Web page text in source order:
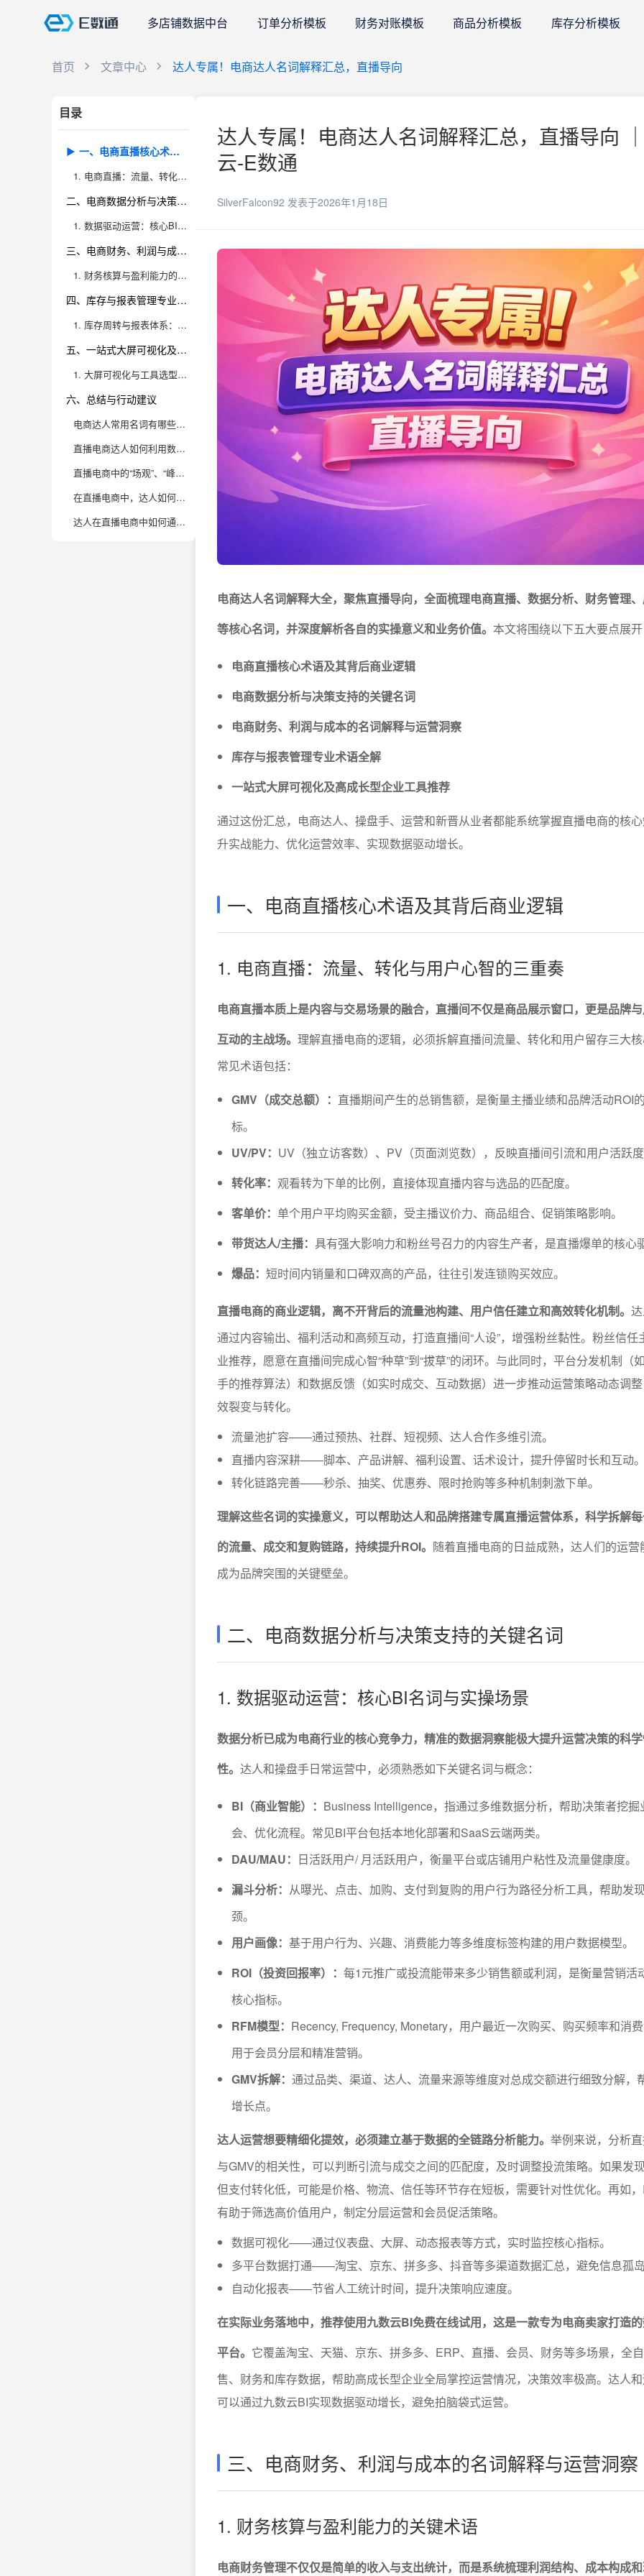
多店铺数据中台 订单分析模板 财务对账模板 商品分析模板 库存分析模板
首页 文章中心 达人专属！电商达人名词解释汇总，直播导向
目录
一、电商直播核心术语及其背后商业逻辑
1. 电商直播：流量、转化与用户心智的三重奏
二、电商数据分析与决策支持的关键名词
1. 数据驱动运营：核心BI名词与实操场景
三、电商财务、利润与成本的名词解释与运营洞察
1. 财务核算与盈利能力的关键术语
四、库存与报表管理专业术语全解
1. 库存周转与报表体系：电商运营的底盘
五、一站式大屏可视化及高成长型企业工具推荐
1. 大屏可视化与工具选型：数据驱动运营的终极武器
六、总结与行动建议
电商达人常用名词有哪些？这些名词在直播导向下有什么特别含义？
直播电商达人如何利用数据分析提升直播表现？
直播电商中的“场观”、“峰值在线”、“人均停留时长”这些指标如何影响达人策略？
在直播电商中，达人如何判断一场直播的“爆发点”并加以利用？
达人在直播电商中如何通过数据化运营实现粉丝增长和复购转化？
达人专属！电商达人名词解释汇总，直播导向
云-E数通
SilverFalcon92 发表于2026年1月18日
电商达人名词解释大全，聚焦直播导向，全面梳理电商直播、数据分析、财务管理
等核心名词，并深度解析各自的实操意义和业务价值。 本文将围绕以下五大要点展
电商直播核心术语及其背后商业逻辑
电商数据分析与决策支持的关键名词
电商财务、利润与成本的名词解释与运营洞察
库存与报表管理专业术语全解
一站式大屏可视化及高成长型企业工具推荐
通过这份汇总，电商达人、操盘手、运营和新晋从业者都能系统掌握直播电商的核
升实战能力、优化运营效率、实现数据驱动增长。
一、电商直播核心术语及其背后商业逻辑
1. 电商直播：流量、转化与用户心智的三重奏
电商直播本质上是内容与交易场景的融合，直播间不仅是商品展示窗口，更是品牌
互动的主战场。 理解直播电商的逻辑，必须拆解直播间流量、转化和用户留存三大
常见术语包括：
GMV（成交总额）： 直播期间产生的总销售额，是衡量主播业绩和品牌活动ROI
标。
UV/PV： UV（独立访客数）、PV（页面浏览数），反映直播间引流和用户活跃
转化率： 观看转为下单的比例，直接体现直播内容与选品的匹配度。
客单价： 单个用户平均购买金额，受主播议价力、商品组合、促销策略影响。
带货达人/主播： 具有强大影响力和粉丝号召力的内容生产者，是直播爆单的核心
爆品： 短时间内销量和口碑双高的产品，往往引发连锁购买效应。
直播电商的商业逻辑，离不开背后的流量池构建、用户信任建立和高效转化机制。
通过内容输出、福利活动和高频互动，打造直播间“人设”，增强粉丝黏性。粉丝信任
业推荐，愿意在直播间完成心智“种草”到“拔草”的闭环。与此同时，平台分发机制（
手的推荐算法）和数据反馈（如实时成交、互动数据）进一步推动运营策略动态调
效裂变与转化。
流量池扩容——通过预热、社群、短视频、达人合作多维引流。
直播内容深耕——脚本、产品讲解、福利设置、话术设计，提升停留时长和互动
转化链路完善——秒杀、抽奖、优惠券、限时抢购等多种机制刺激下单。
理解这些名词的实操意义，可以帮助达人和品牌搭建专属直播运营体系，科学拆解
的流量、成交和复购链路，持续提升ROI。 随着直播电商的日益成熟，达人们的运营
成为品牌突围的关键壁垒。
二、电商数据分析与决策支持的关键名词
1. 数据驱动运营：核心BI名词与实操场景
数据分析已成为电商行业的核心竞争力，精准的数据洞察能极大提升运营决策的科
性。 达人和操盘手日常运营中，必须熟悉如下关键名词与概念：
BI（商业智能）： Business Intelligence，指通过多维数据分析，帮助决策者挖掘
会、优化流程。常见BI平台包括本地化部署和SaaS云端两类。
DAU/MAU： 日活跃用户/ 月活跃用户，衡量平台或店铺用户粘性及流量健康度。
漏斗分析： 从曝光、点击、加购、支付到复购的用户行为路径分析工具，帮助发
颈。
用户画像： 基于用户行为、兴趣、消费能力等多维度标签构建的用户数据模型。
ROI（投资回报率）： 每1元推广或投流能带来多少销售额或利润，是衡量营销活
核心指标。
RFM模型： Recency, Frequency, Monetary，用户最近一次购买、购买频率和消
用于会员分层和精准营销。
GMV拆解： 通过品类、渠道、达人、流量来源等维度对总成交额进行细致分解，
增长点。
达人运营想要精细化提效，必须建立基于数据的全链路分析能力。 举例来说，分析
与GMV的相关性，可以判断引流与成交之间的匹配度，及时调整投流策略。如果发
但支付转化低，可能是价格、物流、信任等环节存在短板，需要针对性优化。再如
有助于筛选高价值用户，制定分层运营和会员促活策略。
数据可视化——通过仪表盘、大屏、动态报表等方式，实时监控核心指标。
多平台数据打通——淘宝、京东、拼多多、抖音等多渠道数据汇总，避免信息孤
自动化报表——节省人工统计时间，提升决策响应速度。
在实际业务落地中，推荐使用九数云BI免费在线试用，这是一款专为电商卖家打造
平台。 它覆盖淘宝、天猫、京东、拼多多、ERP、直播、会员、财务等多场景，全
售、财务和库存数据，帮助高成长型企业全局掌控运营情况，决策效率极高。达人
可以通过九数云BI实现数据驱动增长，避免拍脑袋式运营。
三、电商财务、利润与成本的名词解释与运营洞察
1. 财务核算与盈利能力的关键术语
电商财务管理不仅仅是简单的收入与支出统计，而是系统梳理利润结构、成本构成